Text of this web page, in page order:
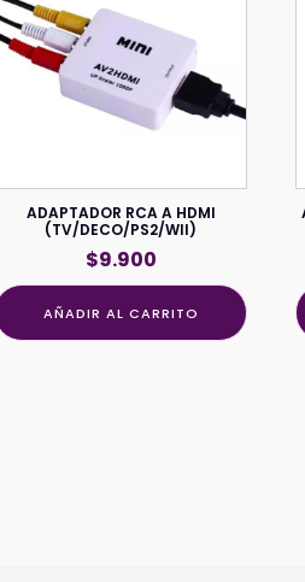
ADAPTADOR RCA A HDMI
(TV/DECO/PS2/WII)
$9.900
AÑADIR AL CARRITO